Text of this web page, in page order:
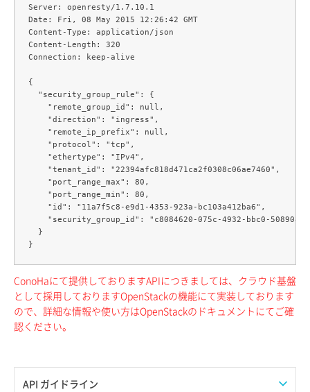
API ガイドライン
Server: openresty/1.7.10.1
Date: Fri, 08 May 2015 12:26:42 GMT
Content-Type: application/json
Content-Length: 320
Connection: keep-alive
{
  "security_group_rule": {
    "remote_group_id": null,
    "direction": "ingress",
    "remote_ip_prefix": null,
    "protocol": "tcp",
    "ethertype": "IPv4",
    "tenant_id": "22394afc818d471ca2f0308c06ae7460",
    "port_range_max": 80,
    "port_range_min": 80,
    "id": "11a7f5c8-e9d1-4353-923a-bc103a412ba6",
"security_group_id": "c8084620-075c-4932-bbc0-
  }
ConoHaにて提供しておりますAPIにつきましては、クラウド基盤
として採用しておりますOpenStackの機能にて実装しております
ので、詳細な情報や使い方はOpenStackのドキュメントにてご確
認ください。